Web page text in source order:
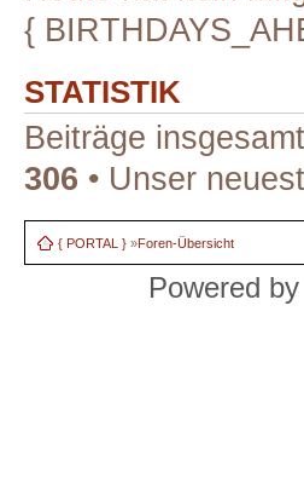
{
STATISTIK
Beiträge
306 • Unser
{ PORTAL } »Foren-Übersicht
Powered by